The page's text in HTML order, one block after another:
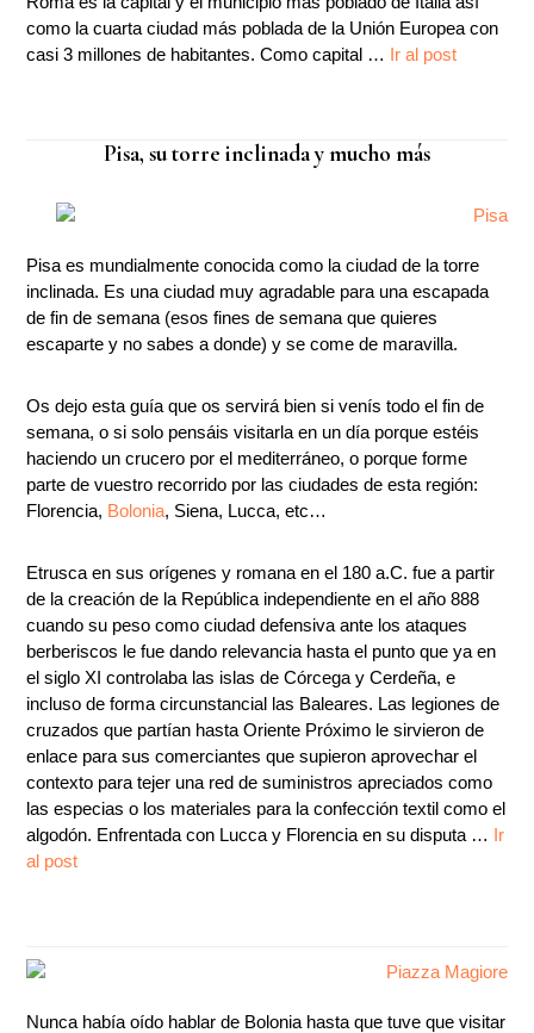
como la cuarta ciudad más poblada de la Unión Europea con
casi 3 millones de habitantes. Como capital … Ir al post
Pisa, su torre inclinada y mucho más
Pisa es mundialmente conocida como la ciudad de la torre
inclinada. Es una ciudad muy agradable para una escapada
de fin de semana (esos fines de semana que quieres
escaparte y no sabes a donde) y se come de maravilla.
Os dejo esta guía que os servirá bien si venís todo el fin de
semana, o si solo pensáis visitarla en un día porque estéis
haciendo un crucero por el mediterráneo, o porque forme
parte de vuestro recorrido por las ciudades de esta región:
Florencia, Bolonia, Siena, Lucca, etc…
Etrusca en sus orígenes y romana en el 180 a.C. fue a partir
de la creación de la República independiente en el año 888
cuando su peso como ciudad defensiva ante los ataques
berberiscos le fue dando relevancia hasta el punto que ya en
el siglo XI controlaba las islas de Córcega y Cerdeña, e
incluso de forma circunstancial las Baleares. Las legiones de
cruzados que partían hasta Oriente Próximo le sirvieron de
enlace para sus comerciantes que supieron aprovechar el
contexto para tejer una red de suministros apreciados como
las especias o los materiales para la confección textil como el
algodón. Enfrentada con Lucca y Florencia en su disputa … Ir
al post
Nunca había oído hablar de Bolonia hasta que tuve que visitar